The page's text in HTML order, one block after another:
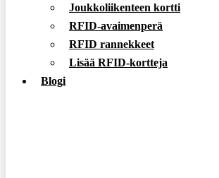
Joukkoliikenteen kortti
RFID-avaimenperä
RFID rannekkeet
Lisää RFID-kortteja
Blogi